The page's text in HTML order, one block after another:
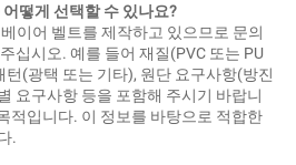
떻게 선택할 수 있나요?
이어 벨트를 제작하고 있으므로 문의
십시오. 예를 들어 재질(PVC 또는 PU
턴(광택 또는 기타), 원단 요구사항(방진
요구사항 등을 포함해 주시기 바랍니
적입니다. 이 정보를 바탕으로 적합한
.